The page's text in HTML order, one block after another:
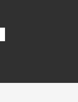
ATTITUDE de